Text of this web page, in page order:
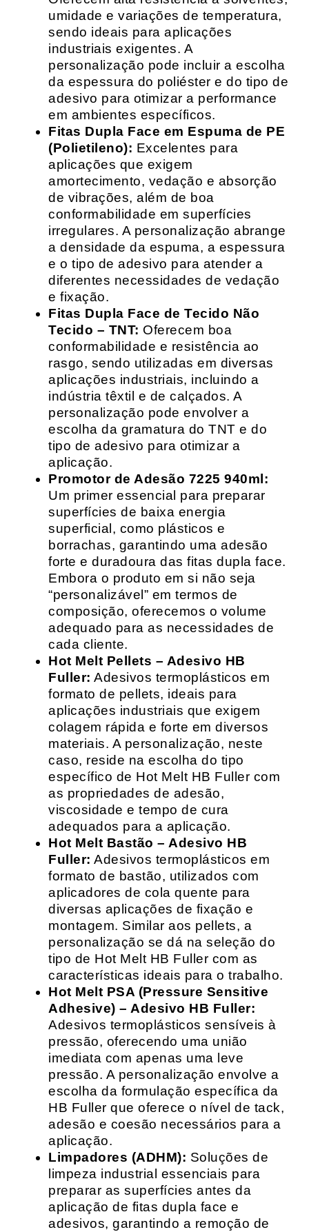
umidade e variações de temperatura,
sendo ideais para aplicações
industriais exigentes. A
personalização pode incluir a escolha
da espessura do poliéster e do tipo de
adesivo para otimizar a performance
em ambientes específicos.
Fitas Dupla Face em Espuma de PE
(Polietileno): Excelentes para
aplicações que exigem
amortecimento, vedação e absorção
de vibrações, além de boa
conformabilidade em superfícies
irregulares. A personalização abrange
a densidade da espuma, a espessura
e o tipo de adesivo para atender a
diferentes necessidades de vedação
e fixação.
Fitas Dupla Face de Tecido Não
Tecido – TNT: Oferecem boa
conformabilidade e resistência ao
rasgo, sendo utilizadas em diversas
aplicações industriais, incluindo a
indústria têxtil e de calçados. A
personalização pode envolver a
escolha da gramatura do TNT e do
tipo de adesivo para otimizar a
aplicação.
Promotor de Adesão 7225 940ml:
Um primer essencial para preparar
superfícies de baixa energia
superficial, como plásticos e
borrachas, garantindo uma adesão
forte e duradoura das fitas dupla face.
Embora o produto em si não seja
“personalizável” em termos de
composição, oferecemos o volume
adequado para as necessidades de
cada cliente.
Hot Melt Pellets – Adesivo HB
Fuller: Adesivos termoplásticos em
formato de pellets, ideais para
aplicações industriais que exigem
colagem rápida e forte em diversos
materiais. A personalização, neste
caso, reside na escolha do tipo
específico de Hot Melt HB Fuller com
as propriedades de adesão,
viscosidade e tempo de cura
adequados para a aplicação.
Hot Melt Bastão – Adesivo HB
Fuller: Adesivos termoplásticos em
formato de bastão, utilizados com
aplicadores de cola quente para
diversas aplicações de fixação e
montagem. Similar aos pellets, a
personalização se dá na seleção do
tipo de Hot Melt HB Fuller com as
características ideais para o trabalho.
Hot Melt PSA (Pressure Sensitive
Adhesive) – Adesivo HB Fuller:
Adesivos termoplásticos sensíveis à
pressão, oferecendo uma união
imediata com apenas uma leve
pressão. A personalização envolve a
escolha da formulação específica da
HB Fuller que oferece o nível de tack,
adesão e coesão necessários para a
aplicação.
Limpadores (ADHM): Soluções de
limpeza industrial essenciais para
preparar as superfícies antes da
aplicação de fitas dupla face e
adesivos, garantindo a remoção de